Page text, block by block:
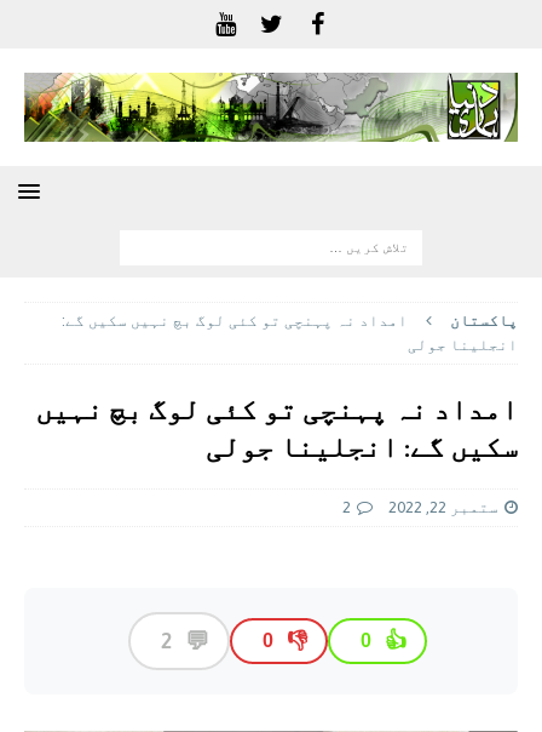
پاکستان
امداد نہ پہنچی تو کئی لوگ بچ نہیں سکیں گے:
انجلینا جولی
امداد نہ پہنچی تو کئی لوگ بچ نہیں
سکیں گے: انجلینا جولی
ستمبر 22, 2022 2
👍
0
👎
0
💬
2